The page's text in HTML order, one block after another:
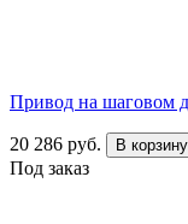
Привод на шаговом
20 286 руб. В корзину
Под заказ